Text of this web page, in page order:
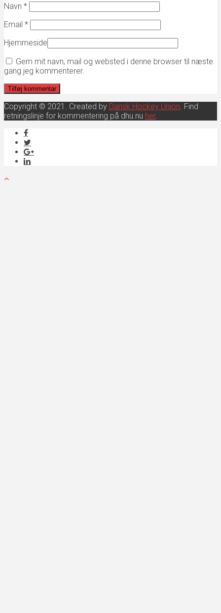
Navn *
Email *
Hjemmeside
Gem mit navn, mail og websted i denne browser til næste
gang jeg kommenterer.
Copyright © 2021. Created by Dansk Hockey Union. Find
retningslinje for kommentering på dhu.nu her.